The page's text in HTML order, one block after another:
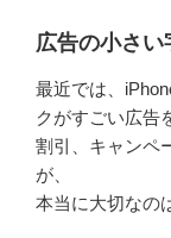
広告の小さい
最近では、
クがすごい広告
割引、キャンペ
が、
本当に大切なの